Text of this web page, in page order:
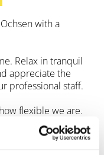
with a
Relax in tranquil
appreciate the
professional staff.
flexible we are.
one priority. The
ist to make